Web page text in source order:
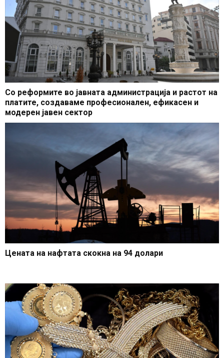
Со реформите во јавната администрација и растот на
платите, создаваме професионален, ефикасен и
модерен јавен сектор
Цената на нафтата скокна на 94 долари